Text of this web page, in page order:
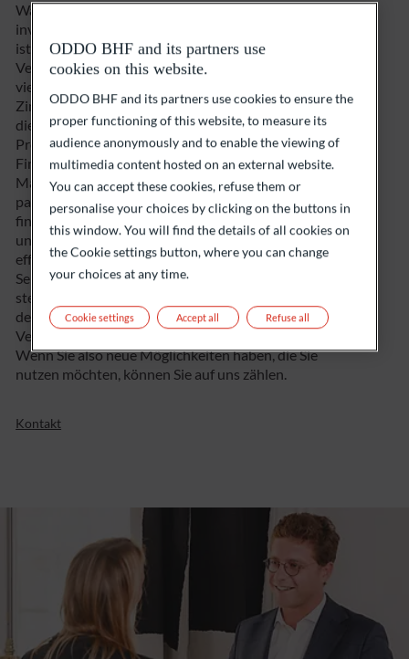
Warum sollten Sie das Vermögen, das Sie bereits
investiert haben, berühren oder verschieben? Deshalb
ist ODDO BHF auch ein Experte für die Vergabe und
Verwaltung von Lombardkrediten. Sie wissen
vielleicht, dass diese Art von Kredit mit variablem
Zinssatz gegen die Verpfändung von Finanzanlagen,
die bei uns hinterlegt sind, bis zu einem bestimmten
Prozentsatz ihres Wertes gewährt wird .Während Ihr
Finanzvermögen also investiert bleibt und je nach
Marktlage weiter wächst, haben Sie die Möglichkeit,
parallel dazu andere persönliche Projekte zu
finanzieren. Mit der fachkundigen Beratung durch
unsere Experten wird der Lombardkredit zu einem
effektiven Instrument der Vermögensverwaltung.
Seien Sie sich schliesslich bewusst, dass die
steuerlichen Besonderheiten im Zusammenhang mit
dem Lombardkredit ebenfalls in einer umfassenden
Vermögensplanung berücksichtigt werden müssen.
Wenn Sie also neue Möglichkeiten haben, die Sie
nutzen möchten, können Sie auf uns zählen.
Kontakt
ODDO BHF and its partners use
cookies on this website.
ODDO BHF and its partners use cookies to ensure the
proper functioning of this website, to measure its
audience anonymously and to enable the viewing of
multimedia content hosted on an external website.
You can accept these cookies, refuse them or
personalise your choices by clicking on the buttons in
this window. You will find the details of all cookies on
the Cookie settings button, where you can change
your choices at any time.
Cookie settings Refuse all
Accept all